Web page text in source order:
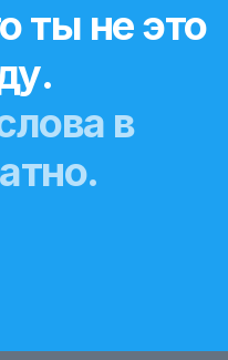
ты не это
в